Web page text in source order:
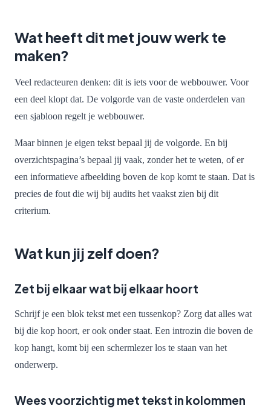
Wat heeft dit met jouw werk te
maken?
Veel redacteuren denken: dit is iets voor de webbouwer. Voor
een deel klopt dat. De volgorde van de vaste onderdelen van
een sjabloon regelt je webbouwer.
Maar binnen je eigen tekst bepaal jij de volgorde. En bij
overzichtspagina’s bepaal jij vaak, zonder het te weten, of er
een informatieve afbeelding boven de kop komt te staan. Dat is
precies de fout die wij bij audits het vaakst zien bij dit
criterium.
Wat kun jij zelf doen?
Zet bij elkaar wat bij elkaar hoort
Schrijf je een blok tekst met een tussenkop? Zorg dat alles wat
bij die kop hoort, er ook onder staat. Een introzin die boven de
kop hangt, komt bij een schermlezer los te staan van het
onderwerp.
Wees voorzichtig met tekst in kolommen